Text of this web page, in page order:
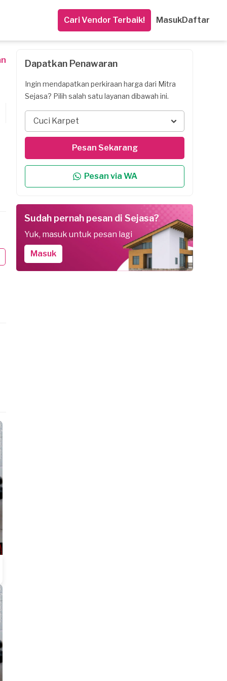
Cari Vendor Terbaik! MasukDaftar
pesan Daily Cleaning
sekitar sebulan yang lalu
P.I. pesan Daily Cleaning
Bandung, sekitar 2 bulan yang lalu
Selesai
Dapatkan Penawaran
Ingin mendapatkan perkiraan harga dari Mitra
Sejasa? Pilih salah satu layanan dibawah ini.
Cuci Karpet
Pesan Sekarang
Pesan via WA
Sudah pernah pesan di Sejasa?
Yuk, masuk untuk pesan lagi
Masuk